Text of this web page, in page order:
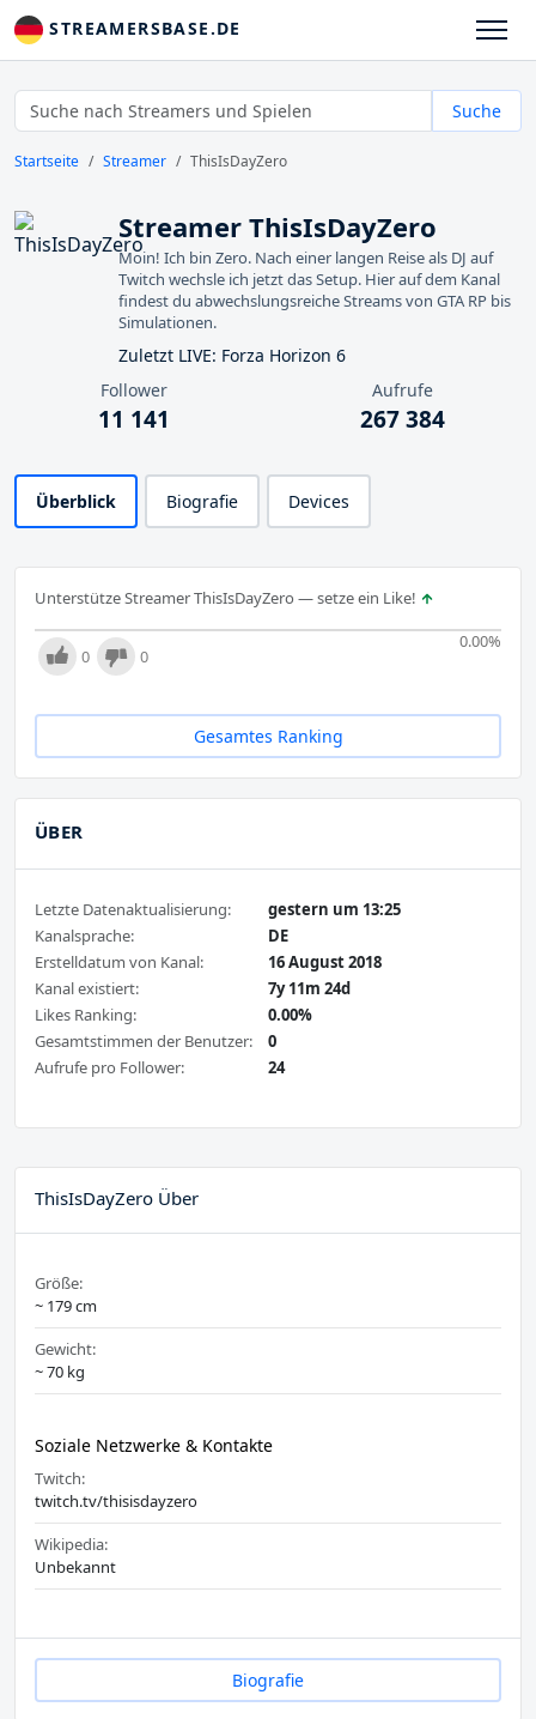
STREAMERSBASE.DE
Suche
Startseite Streamer ThisIsDayZero
Streamer ThisIsDayZero
Moin! Ich bin Zero. Nach einer langen Reise als DJ auf
Twitch wechsle ich jetzt das Setup. Hier auf dem Kanal
findest du abwechslungsreiche Streams von GTA RP bis
Simulationen.
Zuletzt LIVE: Forza Horizon 6
Follower
11 141
Aufrufe
267 384
Überblick Biografie Devices
Unterstütze Streamer ThisIsDayZero — setze ein Like!
0.00%
0 0
Gesamtes Ranking
ÜBER
Letzte Datenaktualisierung:
gestern um 13:25
Kanalsprache:
DE
Erstelldatum von Kanal:
16 August 2018
Kanal existiert:
7y 11m 24d
Likes Ranking:
0.00%
Gesamtstimmen der Benutzer:
0
Aufrufe pro Follower:
24
ThisIsDayZero Über
Größe:
~ 179 cm
Gewicht:
~ 70 kg
Soziale Netzwerke & Kontakte
Twitch:
twitch.tv/thisisdayzero
Wikipedia:
Unbekannt
Biografie